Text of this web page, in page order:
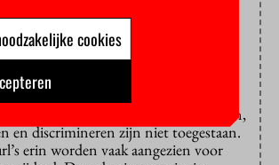
met een e-mailadres dat is
VU. Reacties worden gepubliceerd
initiaal en achternaam. Houd je bij
en toon respect: commerciële uitingen,
en discrimineren zijn niet toegestaan.
erin worden vaak aangezien voor
cookies